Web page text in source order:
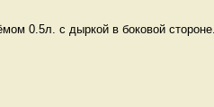
0.5л. с дыркой в боковой стороне.